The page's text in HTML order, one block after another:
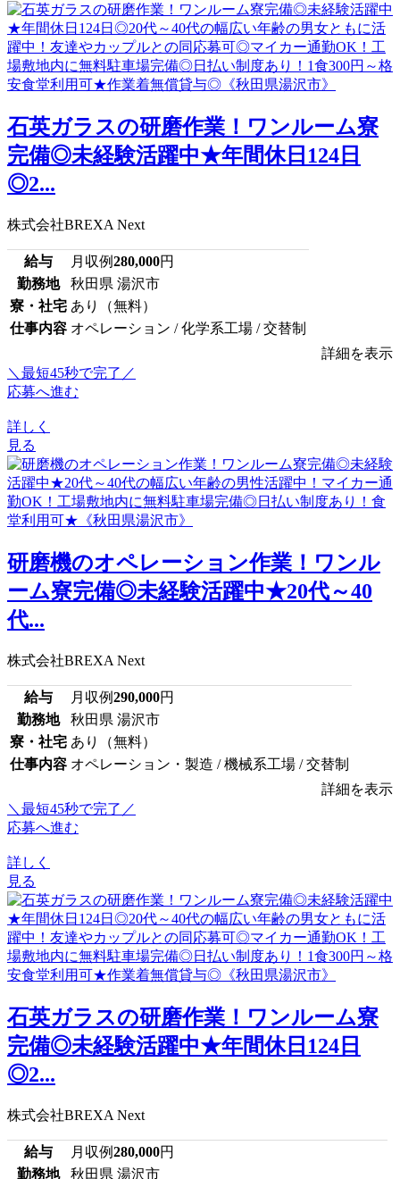
石英ガラスの研磨作業！ワンルーム寮
完備◎未経験活躍中★年間休日124日
◎2...
株式会社BREXA Next
給与 月収例280,000円
勤務地
秋田県 湯沢市
寮・社宅 あり（無料）
仕事内容 オペレーション / 化学系工場 / 交替制
詳細を表示
＼最短45秒で完了／
応募へ進む
詳しく
見る
研磨機のオペレーション作業！ワンル
ーム寮完備◎未経験活躍中★20代～40
代...
株式会社BREXA Next
給与 月収例290,000円
勤務地
秋田県 湯沢市
寮・社宅 あり（無料）
仕事内容 オペレーション・製造 / 機械系工場 / 交替制
詳細を表示
＼最短45秒で完了／
応募へ進む
詳しく
見る
石英ガラスの研磨作業！ワンルーム寮
完備◎未経験活躍中★年間休日124日
◎2...
株式会社BREXA Next
給与 月収例280,000円
勤務地
秋田県 湯沢市